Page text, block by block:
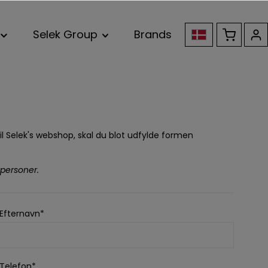
Selek Group Brands
Selek's webshop, skal du blot udfylde formen